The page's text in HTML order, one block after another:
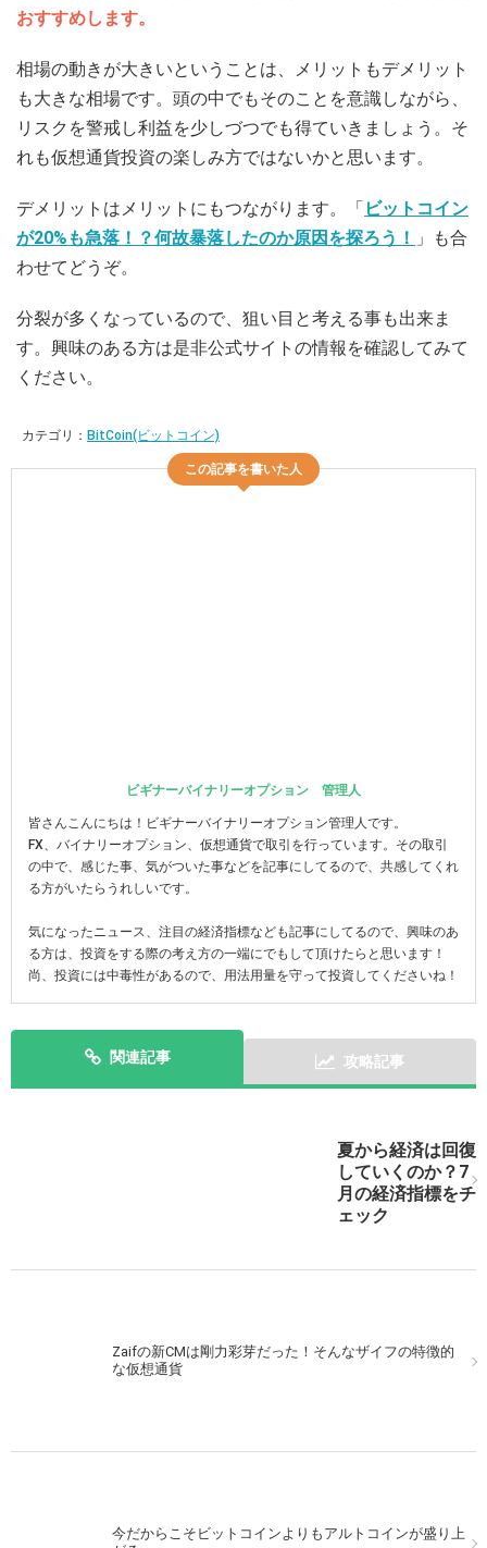
おすすめします。
相場の動きが大きいということは、メリットもデメリット
も大きな相場です。頭の中でもそのことを意識しながら、
リスクを警戒し利益を少しづつでも得ていきましょう。そ
れも仮想通貨投資の楽しみ方ではないかと思います。
デメリットはメリットにもつながります。「 ビットコイン
が20%も急落！？何故暴落したのか原因を探ろう！
」も合
わせてどうぞ。
分裂が多くなっているので、狙い目と考える事も出来ま
す。興味のある方は是非公式サイトの情報を確認してみて
ください。
カテゴリ： BitCoin(ビットコイン)
この記事を書いた人
ビギナーバイナリーオプション 管理人
皆さんこんにちは！ビギナーバイナリーオプション管理人です。
FX、バイナリーオプション、仮想通貨で取引を行っています。その取引
の中で、感じた事、気がついた事などを記事にしてるので、共感してくれ
る方がいたらうれしいです。
気になったニュース、注目の経済指標なども記事にしてるので、興味のあ
る方は、投資をする際の考え方の一端にでもして頂けたらと思います！
尚、投資には中毒性があるので、用法用量を守って投資してくださいね！
関連記事 攻略記事
夏から経済は回復
していくのか？7
月の経済指標をチ
ェック
Zaifの新CMは剛力彩芽だった！そんなザイフの特徴的
な仮想通貨
今だからこそビットコインよりもアルトコインが盛り上